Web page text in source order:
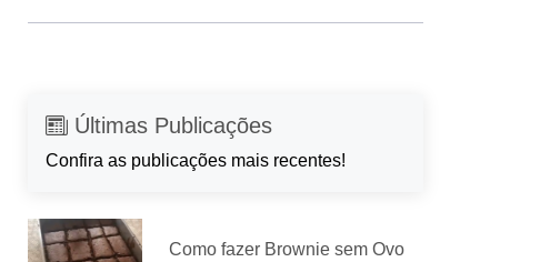
Últimas Publicações
Confira as publicações mais recentes!
Como fazer Brownie sem Ovo